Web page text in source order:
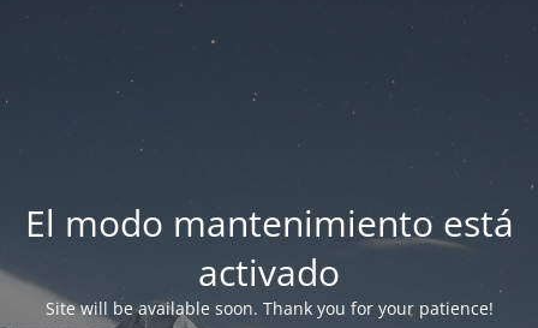
El modo mantenimiento está
activado
Site will be available soon. Thank you for your patience!